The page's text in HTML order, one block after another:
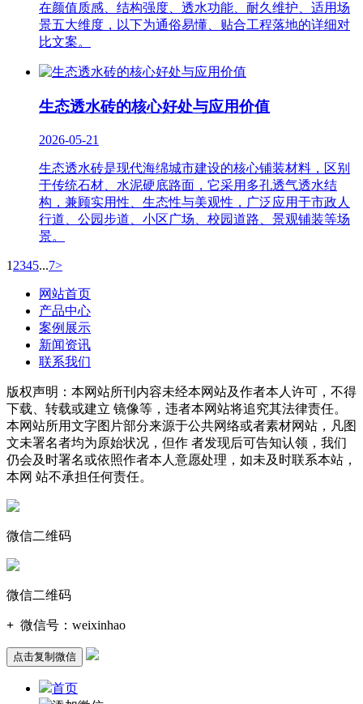
在颜值质感、结构强度、透水功能、耐久维护、适用场
景五大维度，以下为通俗易懂、贴合工程落地的详细对
比文案。
生态透水砖的核心好处与应用价值
2026-05-21
生态透水砖是现代海绵城市建设的核心铺装材料，区别
于传统石材、水泥硬底路面，它采用多孔透气透水结
构，兼顾实用性、生态性与美观性，广泛应用于市政人
行道、公园步道、小区广场、校园道路、景观铺装等场
景。
1 2345...7>
网站首页
产品中心
案例展示
新闻资讯
联系我们
版权声明：本网站所刊内容未经本网站及作者本人许可，不得
下载、转载或建立 镜像等，违者本网站将追究其法律责任。
本网站所用文字图片部分来源于公共网络或者素材网站，凡图
文未署名者均为原始状况，但作 者发现后可告知认领，我们
仍会及时署名或依照作者本人意愿处理，如未及时联系本站，
本网 站不承担任何责任。
微信二维码
微信二维码
+ 微信号： weixinhao
点击复制微信
首页